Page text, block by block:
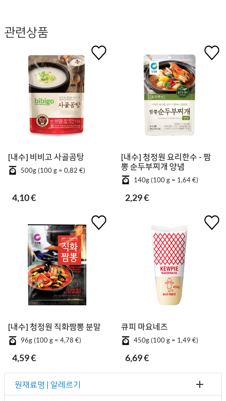
관련상품
[내수] 비비고 사골곰탕
500g (100 g = 0,82 €)
4,10 €
[내수] 청정원 요리한수 - 짬
뽕 순두부찌개 양념
140g (100 g = 1,64 €)
2,29 €
[내수] 청정원 직화짬뽕 분말
96g (100 g = 4,78 €)
4,59 €
큐피 마요네즈
450g (100 g = 1,49 €)
6,69 €
원재료명 | 알레르기